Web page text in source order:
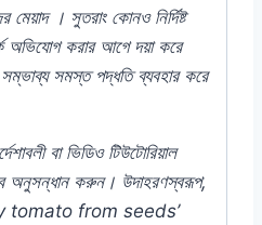
মেয়াদ । সুতরাং কোনও নির্দিষ্ট
অভিযোগ করার আগে দয়া করে
সম্ভাব্য সমস্ত পদ্ধতি ব্যবহার করে
বা ভিডিও টিউটোরিয়াল
অনুসন্ধান করুন। উদাহরণস্বরূপ,
tomato from seeds’